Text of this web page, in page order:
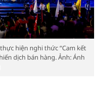
hiện nghi thức “Cam kết
dịch bán hàng. Ảnh: Ánh